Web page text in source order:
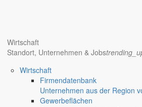
Wirtschaft
Standort, Unternehmen & Jobs
Wirtschaft
Firmendatenbank
Unternehmen aus der Region
Gewerbeflächen